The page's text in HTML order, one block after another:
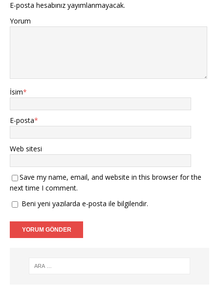
E-posta hesabınız yayımlanmayacak.
Yorum
İsim*
E-posta*
Web sitesi
Save my name, email, and website in this browser for the
next time I comment.
Beni yeni yazılarda e-posta ile bilgilendir.